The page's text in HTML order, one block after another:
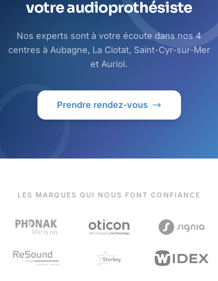
votre audioprothésiste
Nos experts sont à votre écoute dans nos 4
centres à Aubagne, La Ciotat, Saint-Cyr-sur-Mer
et Auriol.
Prendre rendez-vous
LES MARQUES QUI NOUS FONT CONFIANCE